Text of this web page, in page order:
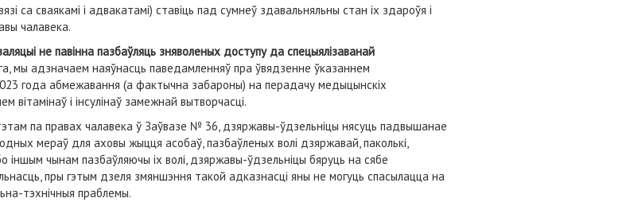
са сваякамі і адвакатамі) ставіць пад сумнеў здавальняльны стан іх здароўя і
чалавека.
не павінна пазбаўляць зняволеных доступу да спецыялізаванай
мы адзначаем наяўнасць паведамленняў пра ўвядзенне ўказаннем
года абмежавання (а фактычна забароны) на перадачу медыцынскіх
і інсулінаў замежнай вытворчасці.
па правах чалавека ў Заўвазе № 36, дзяржавы-ўдзельніцы нясуць падвышанае
мераў для аховы жыцця асобаў, пазбаўленых волі дзяржавай, паколькі,
чынам пазбаўляючы іх волі, дзяржавы-ўдзельніцы бяруць на сябе
пры гэтым дзеля змяншэння такой адказнасці яны не могуць спасылацца на
тэхнічныя праблемы.